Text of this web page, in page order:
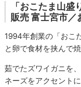
「おこたま山
販売富士宮市／
1994年創業の「おこ
と卵で食材を挟んで
茹でたズワイガニを
ネーズをアクセント